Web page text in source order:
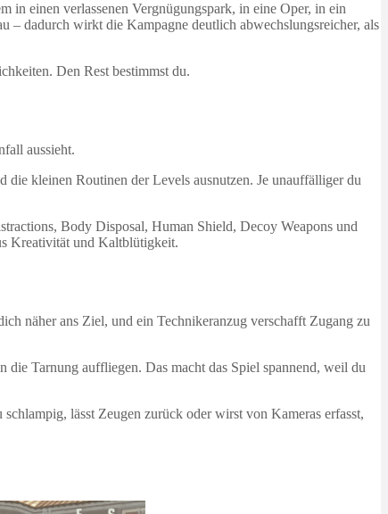
in einen verlassenen Vergnügungspark, in eine Oper, in ein
– dadurch wirkt die Kampagne deutlich abwechslungsreicher, als
Den Rest bestimmst du.
aussieht.
die kleinen Routinen der Levels ausnutzen. Je unauffälliger du
Body Disposal, Human Shield, Decoy Weapons und
Kreativität und Kaltblütigkeit.
näher ans Ziel, und ein Technikeranzug verschafft Zugang zu
die Tarnung auffliegen. Das macht das Spiel spannend, weil du
lässt Zeugen zurück oder wirst von Kameras erfasst,